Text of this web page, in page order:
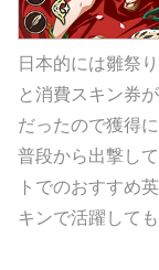
日本的には雛祭
と消費スキン券
だったので獲得
普段から出撃し
トでのおすすめ
キンで活躍して